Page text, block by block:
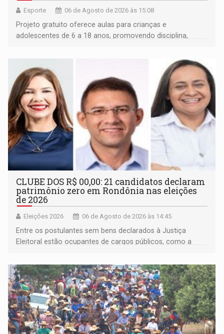
Esporte 06 de Agosto de 2026 às 15:08
Projeto gratuito oferece aulas para crianças e
adolescentes de 6 a 18 anos, promovendo disciplina,
CLUBE DOS R$ 00,00: 21 candidatos declaram
patrimônio zero em Rondônia nas eleições
de 2026
Eleições 2026 06 de Agosto de 2026 às 14:45
Entre os postulantes sem bens declarados à Justiça
Eleitoral estão ocupantes de cargos públicos, como a
Pedro Geovar (PP) e a vice-prefeita Magna dos Anjos
(NOVO)